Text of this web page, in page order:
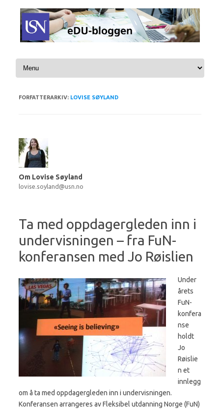
Hopp til innhold
FORFATTERARKIV: LOVISE SØYLAND
Om Lovise Søyland
lovise.soyland@usn.no
Ta med oppdagergleden inn i
undervisningen – fra FuN-
konferansen med Jo Røislien
Under
årets
FuN-
konfera
nse
holdt
Jo
Røislie
n et
innlegg
om å ta med oppdagergleden inn i undervisningen.
Konferansen arrangeres av Fleksibel utdanning Norge (FuN)